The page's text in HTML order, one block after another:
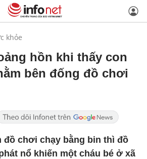
khỏe
hồn khi thấy con
bên đống đồ chơi
đồ chơi chạy bằng bin thì đồ
nổ khiến một cháu bé ở xã